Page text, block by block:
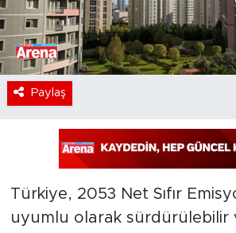
Paylaş
Türkiye, 2053 Net Sıfır
uyumlu olarak sürdürülebilir